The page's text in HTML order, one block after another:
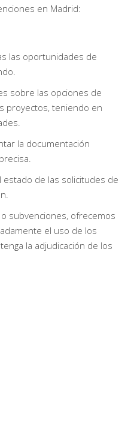
en Madrid:
las oportunidades de
sobre las opciones de
proyectos, teniendo en
la documentación
estado de las solicitudes de
subvenciones, ofrecemos
el uso de los
la adjudicación de los